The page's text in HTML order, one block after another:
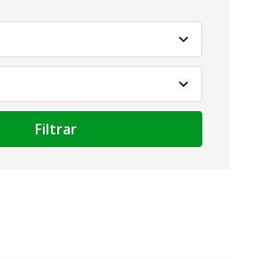
Filtrar